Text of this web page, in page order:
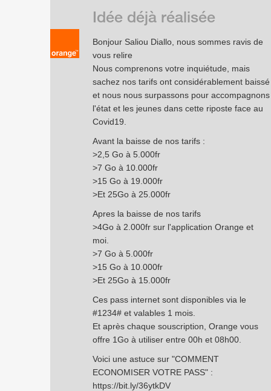
Bonjour Saliou Diallo, nous sommes ravis de
vous relire
Nous comprenons votre inquiétude, mais
sachez nos tarifs ont considérablement baissé
et nous nous surpassons pour accompagnons
l'état et les jeunes dans cette riposte face au
Covid19.
Avant la baisse de nos tarifs :
>2,5 Go à 5.000fr
>7 Go à 10.000fr
>15 Go à 19.000fr
>Et 25Go à 25.000fr
Apres la baisse de nos tarifs
>4Go à 2.000fr sur l'application Orange et
moi.
>7 Go à 5.000fr
>15 Go à 10.000fr
>Et 25Go à 15.000fr
Ces pass internet sont disponibles via le
#1234# et valables 1 mois.
Et après chaque souscription, Orange vous
offre 1Go à utiliser entre 00h et 08h00.
Voici une astuce sur "COMMENT
ECONOMISER VOTRE PASS" :
https://bit.ly/36ytkDV
Idée déjà réalisée